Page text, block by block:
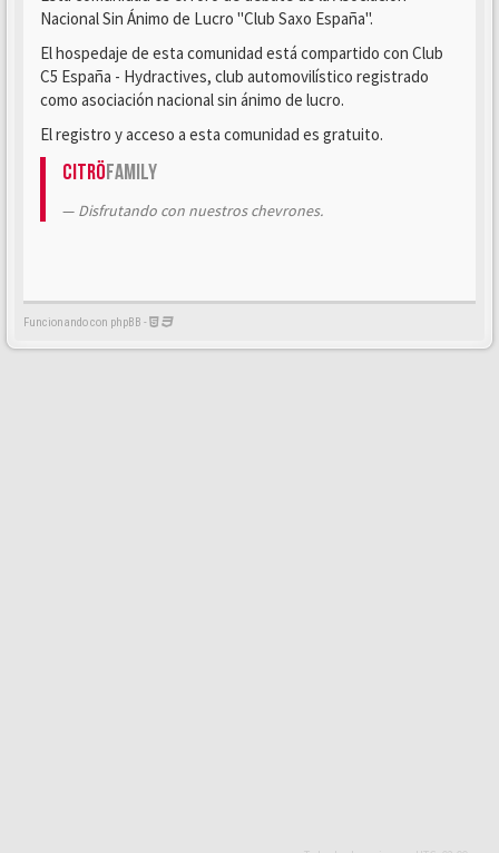
Nacional Sin Ánimo de Lucro "Club Saxo España".
El hospedaje de esta comunidad está compartido con Club
C5 España - Hydractives, club automovilístico registrado
como asociación nacional sin ánimo de lucro.
El registro y acceso a esta comunidad es gratuito.
CitröFamily
Disfrutando con nuestros chevrones.
Funcionando con phpBB -